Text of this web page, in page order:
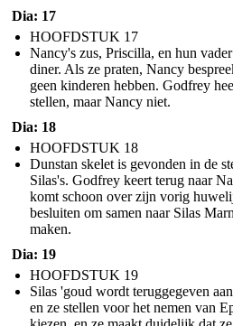
Dia: 17
HOOFDSTUK 17
Nancy's zus, Priscilla, en hun
diner. Als ze praten, Nancy
geen kinderen hebben. Godfrey
stellen, maar Nancy niet.
Dia: 18
HOOFDSTUK 18
Dunstan skelet is gevonden in de
Silas's. Godfrey keert terug naar
komt schoon over zijn vorig
besluiten om samen naar Silas
maken.
Dia: 19
HOOFDSTUK 19
Silas 'goud wordt teruggegeven
en ze stellen voor het nemen van